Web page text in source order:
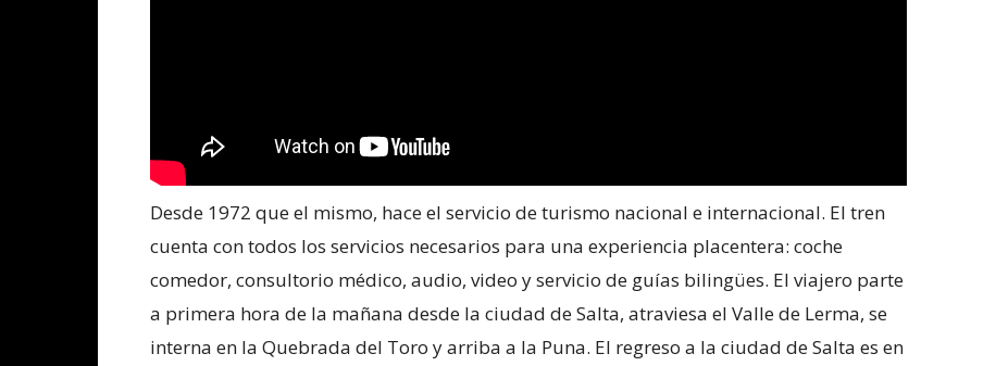
Desde 1972 que el mismo, hace el servicio de turismo nacional e internacional. El tren
cuenta con todos los servicios necesarios para una experiencia placentera: coche
comedor, consultorio médico, audio, video y servicio de guías bilingües. El viajero parte
a primera hora de la mañana desde la ciudad de Salta, atraviesa el Valle de Lerma, se
interna en la Quebrada del Toro y arriba a la Puna. El regreso a la ciudad de Salta es en